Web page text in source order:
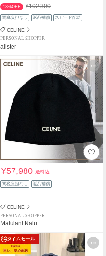
13%OFF ¥102,300
関税負担なし 返品補償 スピード配送
CELINE
PERSONAL SHOPPER
allster
¥57,980送料込
関税負担なし 返品補償
CELINE
PERSONAL SHOPPER
Malulani Nalu
タイムセール